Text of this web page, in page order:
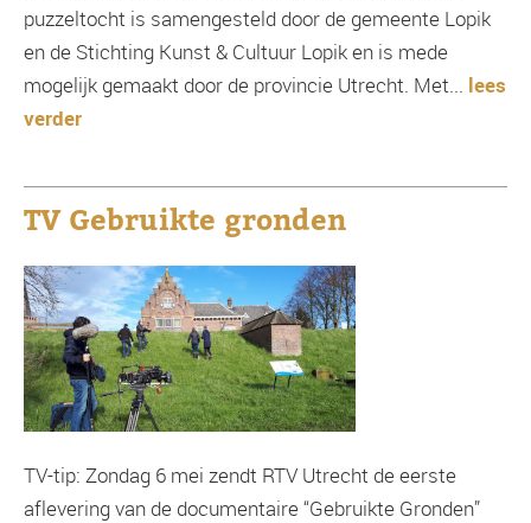
puzzeltocht is samengesteld door de gemeente Lopik
en de Stichting Kunst & Cultuur Lopik en is mede
mogelijk gemaakt door de provincie Utrecht. Met... lees
verder
TV Gebruikte gronden
TV-tip: Zondag 6 mei zendt RTV Utrecht de eerste
aflevering van de documentaire “Gebruikte Gronden”